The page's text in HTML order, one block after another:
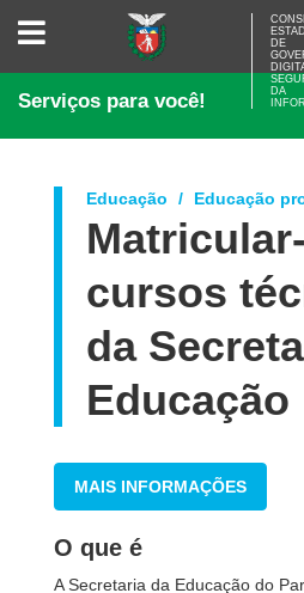
CONSELHO
ESTADUAL
GOVERNANÇA
E
DA
DE
DA
Serviços para você!
Educação Educação
cursos
da
Educação
MAIS INFORMAÇÕES
O que é
A Secretaria da Educação do